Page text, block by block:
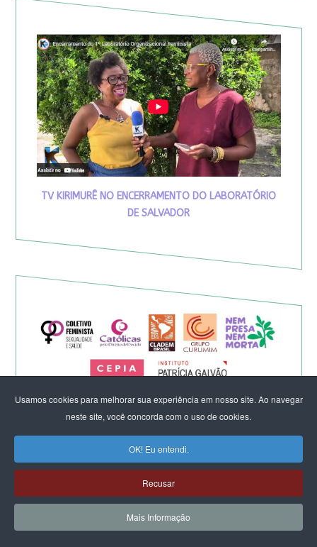
Usamos cookies para melhorar sua experiência em nosso site. Ao navegar
neste site, você concorda com o uso de cookies.
OK! Eu entendi.
Recusar
Mais Informação
TV KIRIMURÊ NO ENCERRAMENTO DO LABORATÓRIO
DE SALVADOR
Eleição de Erika Hilton para
presidente da Comissão da
Mulher é um fato importante